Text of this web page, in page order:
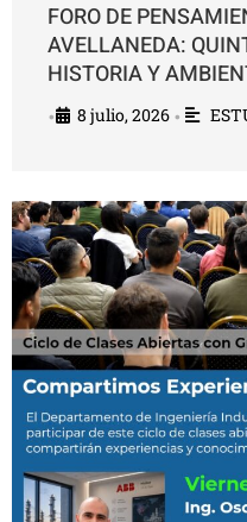
FORO DE
AVELLANEDA:
HISTORIA Y
• 8 julio, 2026 •